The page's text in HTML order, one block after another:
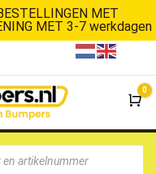
MET
MET 3-7 werkdagen
0